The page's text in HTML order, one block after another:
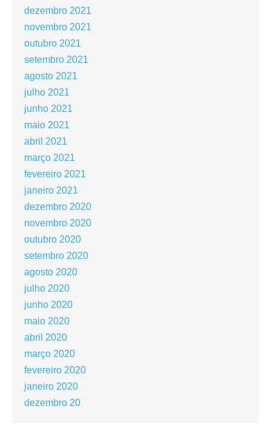
dezembro 2021
novembro 2021
outubro 2021
setembro 2021
agosto 2021
julho 2021
junho 2021
maio 2021
abril 2021
março 2021
fevereiro 2021
janeiro 2021
dezembro 2020
novembro 2020
outubro 2020
setembro 2020
agosto 2020
julho 2020
junho 2020
maio 2020
abril 2020
março 2020
fevereiro 2020
janeiro 2020
dezembro 20